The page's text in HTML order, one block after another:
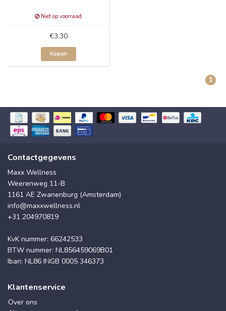
Niet op voorraad
€3,30
Kopen
1
Contactgegevens
Maxx Wellness
Weerenweg 11-B
1161 AE Zwanenburg (Amsterdam)
info@maxxwellness.nl
+31 204970819
KvK nummer: 66242533
BTW nummer: NL856459069B01
Iban: NL86 INGB 0005 346373
Klantenservice
Over ons